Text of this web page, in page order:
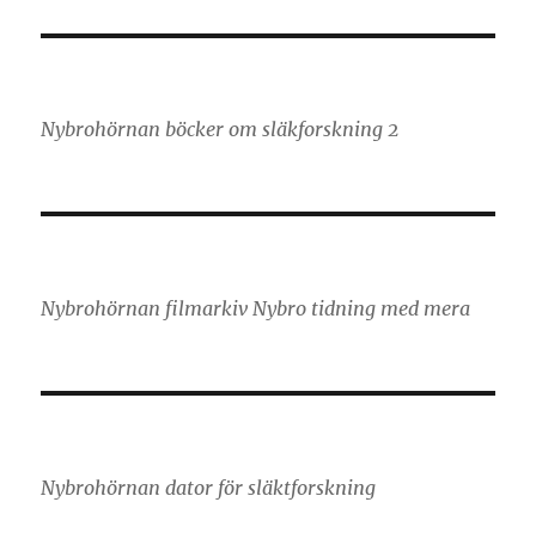
Nybrohörnan böcker om släkforskning 2
Nybrohörnan filmarkiv Nybro tidning med mera
Nybrohörnan dator för släktforskning